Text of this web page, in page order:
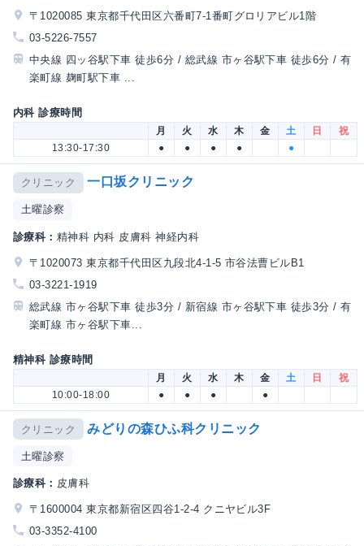
〒1020085 東京都千代田区六番町7-1番町グロリアビル1階
03-5226-7557
中央線 四ッ谷駅下車 徒歩6分 / 総武線 市ヶ谷駅下車 徒歩6分 / 有
楽町線 麹町駅下車 ...
内科 診療時間
月 火 水 木 金 土 日
祝
13:30-17:30
● ● ● ● ●
クリニック 一口坂クリニック
土曜診察
診療科： 精神科 内科 皮膚科 神経内科
〒1020073 東京都千代田区九段北4-1-5 市谷法曹ビルB1
03-3221-1919
総武線 市ヶ谷駅下車 徒歩3分 / 新宿線 市ヶ谷駅下車 徒歩3分 / 有
楽町線 市ヶ谷駅下車...
精神科 診療時間
月 火 水 木 金 土 日
祝
10:00-18:00
● ● ● ●
クリニック みどりの森ひふ科クリニック
土曜診察
診療科： 皮膚科
〒1600004 東京都新宿区四谷1-2-4 クニヤビル3F
03-3352-4100